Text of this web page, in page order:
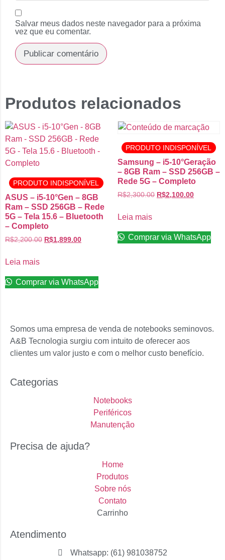
Salvar meus dados neste navegador para a próxima
vez que eu comentar.
Produtos relacionados
PRODUTO INDISPONÍVEL
ASUS – i5-10°Gen – 8GB
Ram – SSD 256GB – Rede
5G – Tela 15.6 – Bluetooth
– Completo
R$2,200.00 R$1,899.00
Leia mais
Comprar via WhatsApp
PRODUTO INDISPONÍVEL
Samsung – i5-10°Geração
– 8GB Ram – SSD 256GB –
Rede 5G – Completo
R$2,300.00 R$2,100.00
Leia mais
Comprar via WhatsApp
Somos uma empresa de venda de notebooks seminovos.
A&B Tecnologia surgiu com intuito de oferecer aos
clientes um valor justo e com o melhor custo benefício.
Categorias
Notebooks
Periféricos
Manutenção
Precisa de ajuda?
Home
Produtos
Sobre nós
Contato
Carrinho
Atendimento
Whatsapp: (61) 981038752